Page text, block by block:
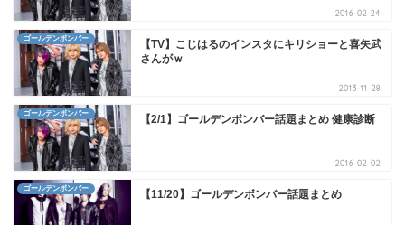
2016-02-24
ゴールデンボンバー
【TV】こじはるのインスタにキリショーと喜矢武
さんがｗ
2013-11-28
ゴールデンボンバー 【2/1】ゴールデンボンバー話題まとめ 健康診断
2016-02-02
ゴールデンボンバー 【11/20】ゴールデンボンバー話題まとめ